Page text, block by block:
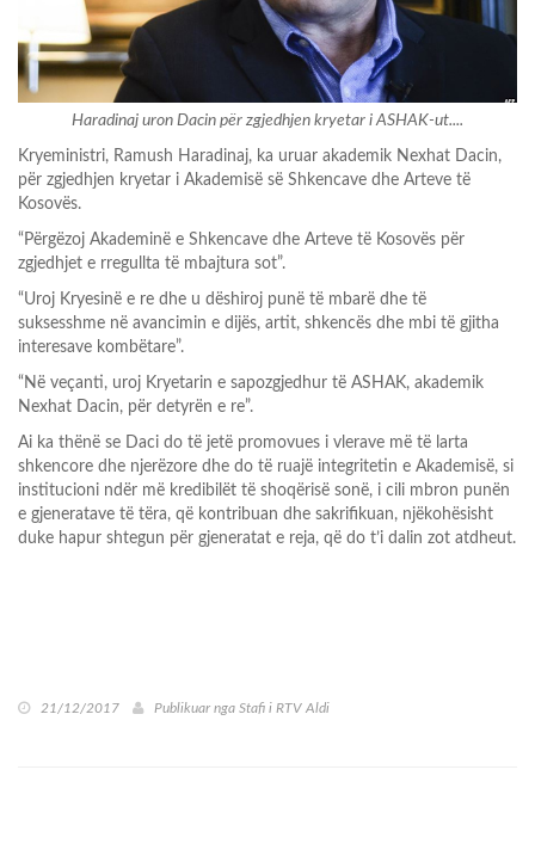
Haradinaj uron Dacin për zgjedhjen kryetar i ASHAK-ut....
Kryeministri, Ramush Haradinaj, ka uruar akademik Nexhat Dacin,
për zgjedhjen kryetar i Akademisë së Shkencave dhe Arteve të
Kosovës.
“Përgëzoj Akademinë e Shkencave dhe Arteve të Kosovës për
zgjedhjet e rregullta të mbajtura sot”.
“Uroj Kryesinë e re dhe u dëshiroj punë të mbarë dhe të
suksesshme në avancimin e dijës, artit, shkencës dhe mbi të gjitha
interesave kombëtare”.
“Në veçanti, uroj Kryetarin e sapozgjedhur të ASHAK, akademik
Nexhat Dacin, për detyrën e re”.
Ai ka thënë se Daci do të jetë promovues i vlerave më të larta
shkencore dhe njerëzore dhe do të ruajë integritetin e Akademisë, si
institucioni ndër më kredibilët të shoqërisë sonë, i cili mbron punën
e gjeneratave të tëra, që kontribuan dhe sakrifikuan, njëkohësisht
duke hapur shtegun për gjeneratat e reja, që do t’i dalin zot atdheut.
21/12/2017 Publikuar nga Stafi i RTV Aldi